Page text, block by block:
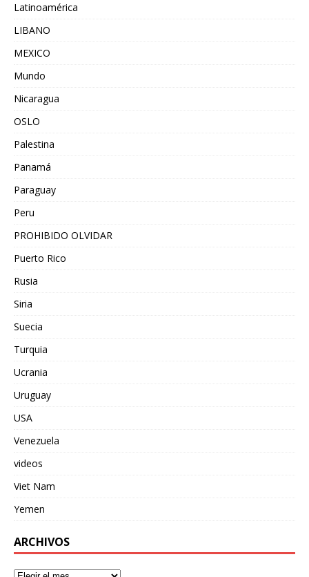
Latinoamérica
LIBANO
MEXICO
Mundo
Nicaragua
OSLO
Palestina
Panamá
Paraguay
Peru
PROHIBIDO OLVIDAR
Puerto Rico
Rusia
Siria
Suecia
Turquia
Ucrania
Uruguay
USA
Venezuela
videos
Viet Nam
Yemen
ARCHIVOS